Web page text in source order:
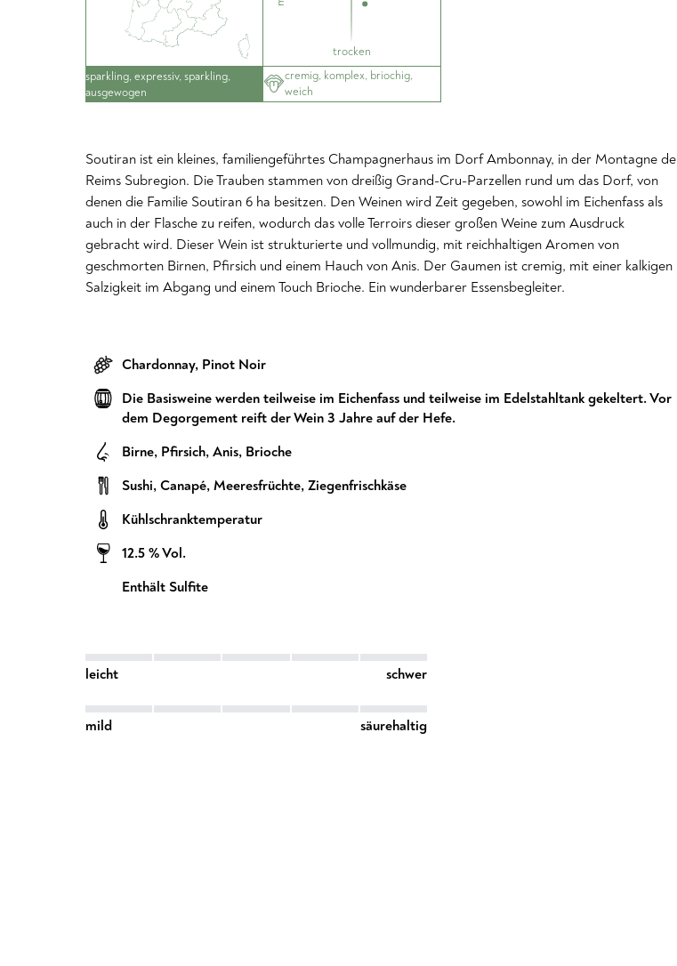
trocken
sparkling, expressiv, sparkling,
ausgewogen
cremig, komplex, briochig,
weich
Soutiran ist ein kleines, familiengeführtes Champagnerhaus im Dorf Ambonnay, in der Montagne de
Reims Subregion. Die Trauben stammen von dreißig Grand-Cru-Parzellen rund um das Dorf, von
denen die Familie Soutiran 6 ha besitzen. Den Weinen wird Zeit gegeben, sowohl im Eichenfass als
auch in der Flasche zu reifen, wodurch das volle Terroirs dieser großen Weine zum Ausdruck
gebracht wird. Dieser Wein ist strukturierte und vollmundig, mit reichhaltigen Aromen von
geschmorten Birnen, Pfirsich und einem Hauch von Anis. Der Gaumen ist cremig, mit einer kalkigen
Salzigkeit im Abgang und einem Touch Brioche. Ein wunderbarer Essensbegleiter.
Chardonnay, Pinot Noir
Die Basisweine werden teilweise im Eichenfass und teilweise im Edelstahltank gekeltert. Vor
dem Degorgement reift der Wein 3 Jahre auf der Hefe.
Birne, Pfirsich, Anis, Brioche
Sushi, Canapé, Meeresfrüchte, Ziegenfrischkäse
Kühlschranktemperatur
12.5 % Vol.
Enthält Sulfite
leicht schwer
mild säurehaltig